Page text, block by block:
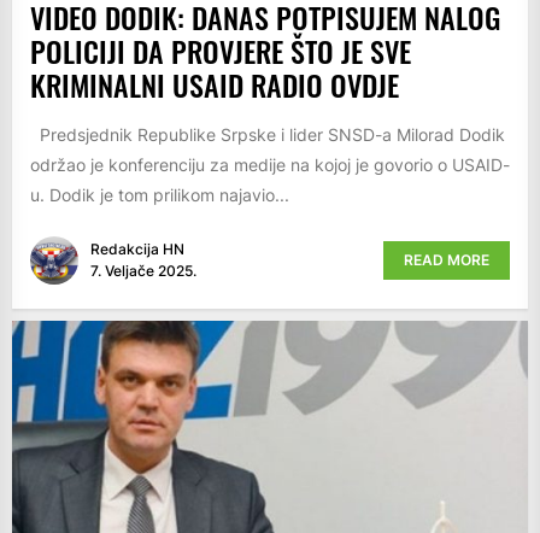
VIDEO DODIK: DANAS POTPISUJEM NALOG
POLICIJI DA PROVJERE ŠTO JE SVE
KRIMINALNI USAID RADIO OVDJE
Predsjednik Republike Srpske i lider SNSD-a Milorad Dodik
održao je konferenciju za medije na kojoj je govorio o USAID-
u. Dodik je tom prilikom najavio...
Redakcija HN
7. Veljače 2025.
READ MORE